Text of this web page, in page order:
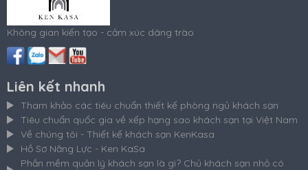
Không gian kiến tạo - cảm xúc dâng trào
Liên kết nhanh
Tham khảo các tiêu chuẩn thiết kế phòng ngủ khách sạn
Tiêu chuẩn quốc gia về xếp hạng sao khách sạn tại Việt Nam
Về chúng tôi - Thiết kế khách sạn KenKasa
Hồ Sơ Năng Lực - Ken KaSa
Phần mềm quản lý khách sạn là gì? Chủ khách sạn nhỏ có